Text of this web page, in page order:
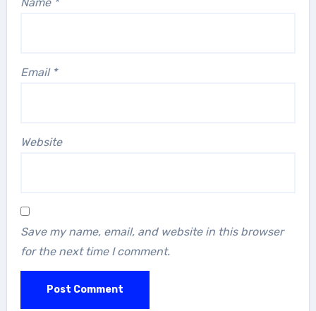
Email *
Website
Save my name, email, and website in this browser
for the next time I comment.